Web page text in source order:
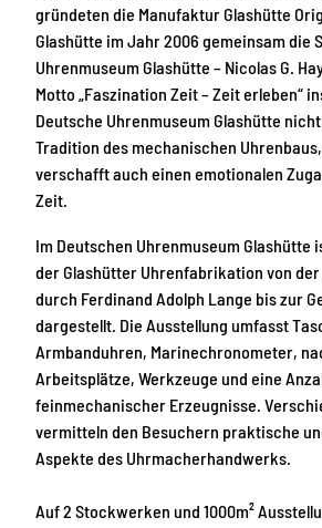
gründeten die Manufaktur Glashütte
Glashütte im Jahr 2006 gemeinsam die
Uhrenmuseum Glashütte – Nicolas G.
Motto „Faszination Zeit – Zeit erleben“
Deutsche Uhrenmuseum Glashütte
Tradition des mechanischen
verschafft auch einen emotionalen
Zeit.
Im Deutschen Uhrenmuseum Glashütte
der Glashütter Uhrenfabrikation von der
durch Ferdinand Adolph Lange bis zur
dargestellt. Die Ausstellung umfasst
Armbanduhren, Marinechronometer,
Arbeitsplätze, Werkzeuge und eine
feinmechanischer Erzeugnisse.
vermitteln den Besuchern praktische
Aspekte des Uhrmacherhandwerks.
Auf 2 Stockwerken und 1000m²